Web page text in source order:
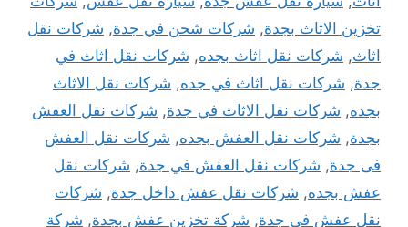
تخزين الاثاث بجدة, شركات شحن في جدة, شركات نقل
اثاث, شركات نقل اثاث بجده, شركات نقل اثاث في
جدة, شركات نقل اثاث في جده, شركات نقل الاثاث
بجده, شركات نقل الاثاث في جدة, شركات نقل العفش
بجدة, شركات نقل العفش بجده, شركات نقل العفش
فى جدة, شركات نقل العفش في جدة, شركات نقل
عفش بجده, شركات نقل عفش داخل جدة, شركات
نقل عفش في جدة, شركة تخزين عفش بجدة, شركة